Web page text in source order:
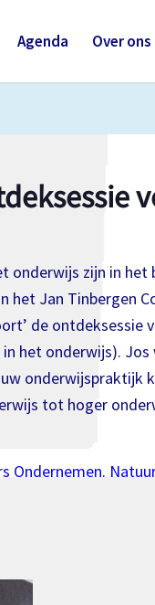
Agenda Over ons
onderwijs zijn in
het Jan Tinbergen
de
het onderwijs).
onderwijspraktijk
tot hoger
Ondernemen.